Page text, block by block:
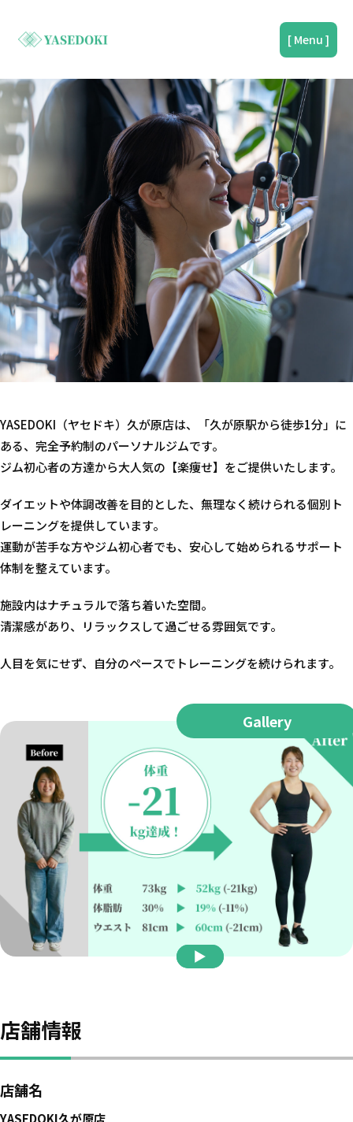
久が原店
尾山台店
無料体験を予約する
初めての方へ
プライバシーポリシー
ご紹介ページ
無料体験を予約する
[ Menu ]
YASEDOKI（ヤセドキ）久が原店は、「久が原駅から徒歩1分」に
ある、完全予約制のパーソナルジムです。
ジム初心者の方達から大人気の【楽痩せ】をご提供いたします。
ダイエットや体調改善を目的とした、無理なく続けられる個別ト
レーニングを提供しています。
運動が苦手な方やジム初心者でも、安心して始められるサポート
体制を整えています。
施設内はナチュラルで落ち着いた空間。
清潔感があり、リラックスして過ごせる雰囲気です。
人目を気にせず、自分のペースでトレーニングを続けられます。
Gallery
店舗情報
店舗名
YASEDOKI久が原店